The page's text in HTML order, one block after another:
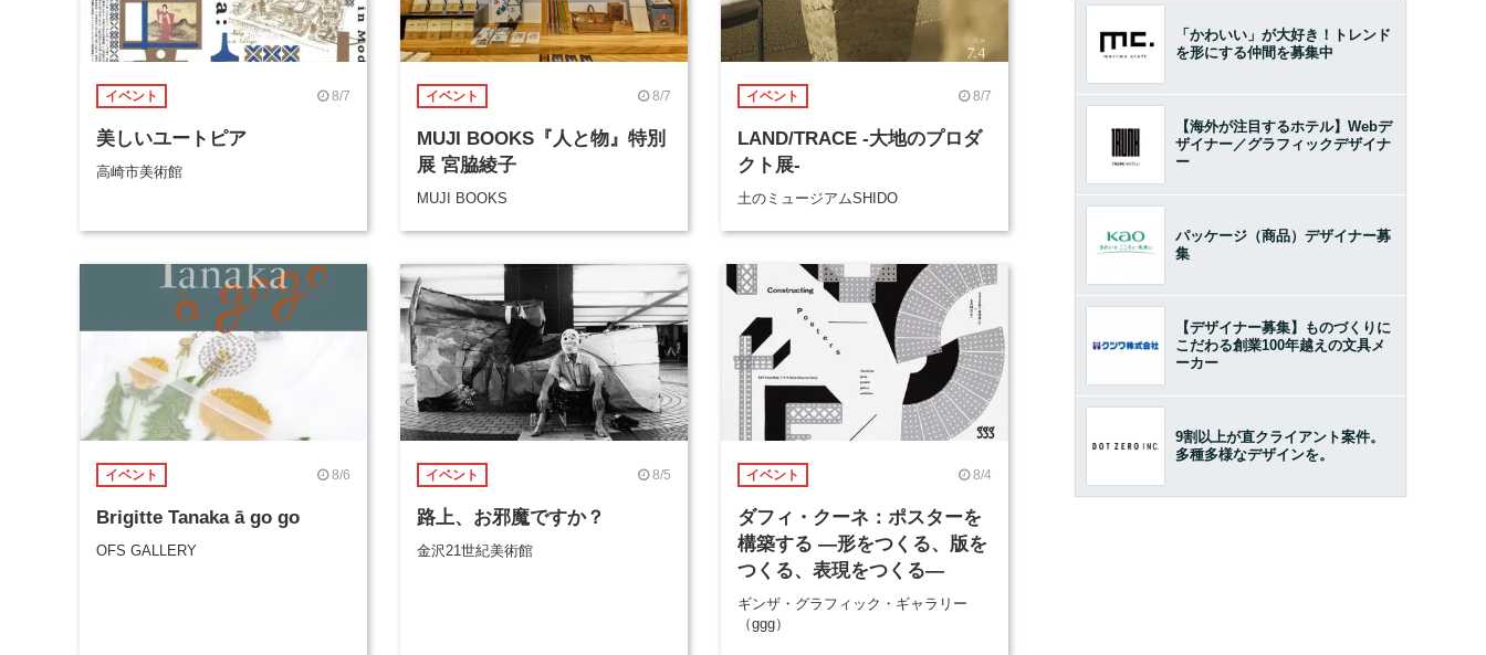
イベント 8/7
美しいユートピア
高崎市美術館
イベント 8/7
MUJI BOOKS『人と物』特別
展 宮脇綾子
MUJI BOOKS
イベント 8/7
LAND/TRACE -大地のプロダ
クト展-
土のミュージアムSHIDO
イベント 8/6
Brigitte Tanaka ā go go
OFS GALLERY
イベント 8/5
路上、お邪魔ですか？
金沢21世紀美術館
イベント 8/4
ダフィ・クーネ：ポスターを
構築する ―形をつくる、版を
つくる、表現をつくる―
ギンザ・グラフィック・ギャラリー
（ggg）
「かわいい」が大好き！トレンド
を形にする仲間を募集中
【海外が注目するホテル】Webデ
ザイナー／グラフィックデザイナ
ー
パッケージ（商品）デザイナー募
集
【デザイナー募集】ものづくりに
こだわる創業100年越えの文具メ
ーカー
9割以上が直クライアント案件。
多種多様なデザインを。